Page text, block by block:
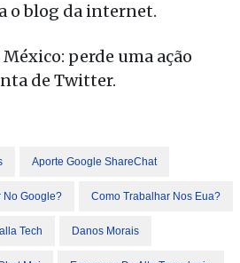
o blog da internet.
perde uma ação
de Twitter.
Aporte Google ShareChat
No Google? Como Trabalhar Nos Eua?
Tech Danos Morais